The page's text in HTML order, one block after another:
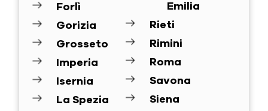
Forlì
Gorizia
Grosseto
Imperia
Isernia
La Spezia
Emilia
Rieti
Rimini
Roma
Savona
Siena